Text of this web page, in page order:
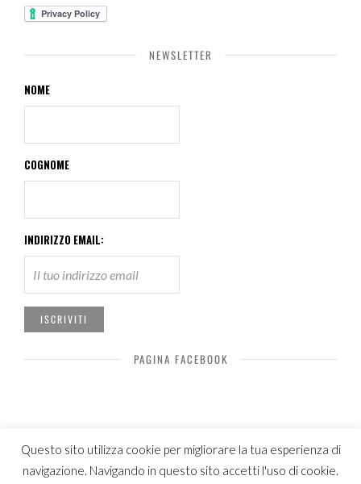
NEWSLETTER
NOME
COGNOME
INDIRIZZO EMAIL:
PAGINA FACEBOOK
© Copyright Luca Patelli 2019
Questo sito utilizza cookie per migliorare la tua esperienza di
navigazione. Navigando in questo sito accetti l'uso di cookie.